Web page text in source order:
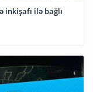
inkişafı ilə bağlı